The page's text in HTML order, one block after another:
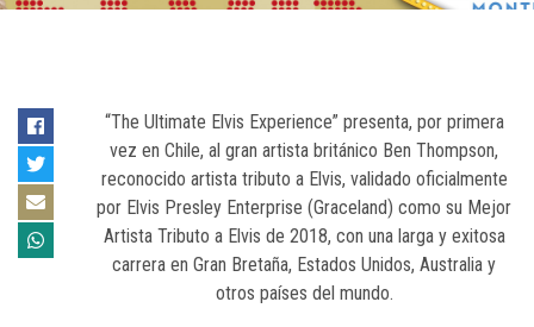
“The Ultimate Elvis Experience” presenta, por primera
vez en Chile, al gran artista británico Ben Thompson,
reconocido artista tributo a Elvis, validado oficialmente
por Elvis Presley Enterprise (Graceland) como su Mejor
Artista Tributo a Elvis de 2018, con una larga y exitosa
carrera en Gran Bretaña, Estados Unidos, Australia y
otros países del mundo.